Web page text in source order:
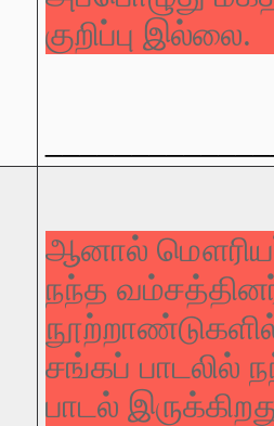
குறிப்பு இல்லை.
ஆனால்
நந்த
சங்கப் பாடலில்
பாடல்